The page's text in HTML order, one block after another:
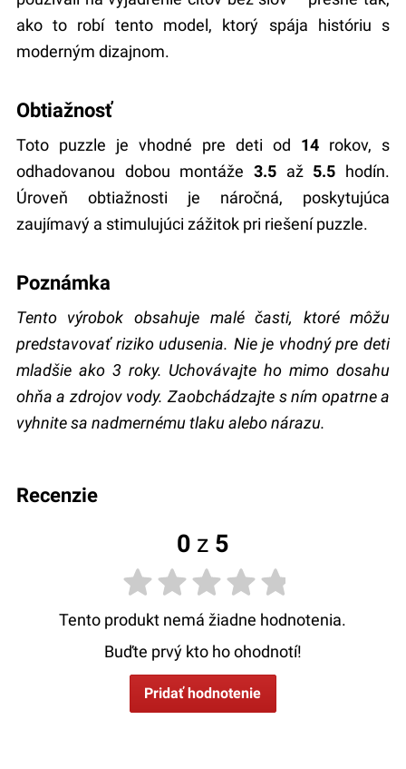
ako to robí tento model, ktorý spája históriu s
moderným dizajnom.
Obtiažnosť
Toto puzzle je vhodné pre deti od 14 rokov, s
odhadovanou dobou montáže 3.5 až 5.5 hodín.
Úroveň obtiažnosti je náročná, poskytujúca
zaujímavý a stimulujúci zážitok pri riešení puzzle.
Poznámka
Tento výrobok obsahuje malé časti, ktoré môžu
predstavovať riziko udusenia. Nie je vhodný pre deti
mladšie ako 3 roky. Uchovávajte ho mimo dosahu
ohňa a zdrojov vody. Zaobchádzajte s ním opatrne a
vyhnite sa nadmernému tlaku alebo nárazu.
recenzie
0 z 5
Tento produkt nemá žiadne hodnotenia.
Buďte prvý kto ho ohodnotí!
Pridať hodnotenie